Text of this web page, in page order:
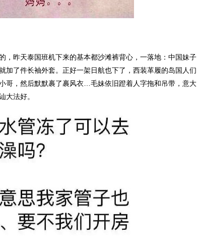
，昨天泰国班机下来的基本都沙滩裤背心，一落地：中国妹子
加了件长袖外套。正好一架日航也下了，西装革履的岛国人们
哥，然后默默裹了裹风衣…毛妹依旧蹬着人字拖和吊带，意大
法好。